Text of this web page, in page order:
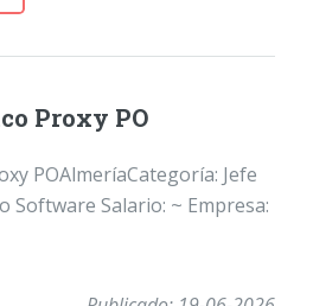
Proxy PO
POAlmeríaCategoría: Jefe
Software Salario: ~ Empresa: